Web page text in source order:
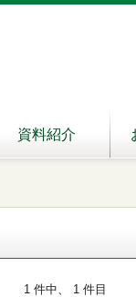
資料紹介
1 件中、 1 件目